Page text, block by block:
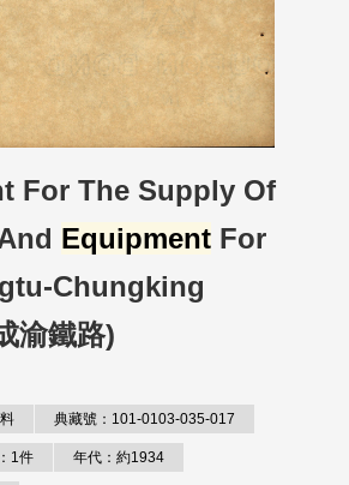
For The Supply Of
Equipment For
Chungking
渝鐵路)
典藏號：101-0103-035-017
1件 年代：約1934